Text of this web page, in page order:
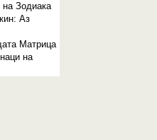
на Зодиака
Аз
Матрица
на